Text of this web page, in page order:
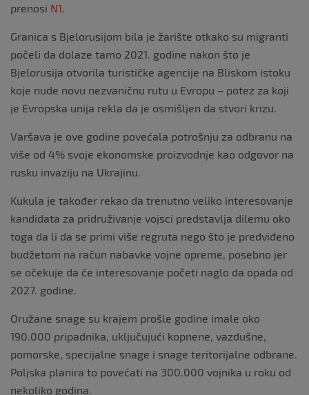
prenosi N1
Granica s Bjelorusijom bila je žarište otkako su migranti
počeli da dolaze tamo 2021. godine nakon što je
Bjelorusija otvorila turističke agencije na Bliskom istoku
koje nude novu nezvaničnu rutu u Evropu – potez za koji
je Evropska unija rekla da je osmišljen da stvori krizu.
Varšava je ove godine povećala potrošnju za odbranu na
više od 4% svoje ekonomske proizvodnje kao odgovor na
rusku invaziju na Ukrajinu.
Kukula je također rekao da trenutno veliko interesovanje
kandidata za pridruživanje vojsci predstavlja dilemu oko
toga da li da se primi više regruta nego što je predviđeno
budžetom na račun nabavke vojne opreme, posebno jer
se očekuje da će interesovanje početi naglo da opada od
2027. godine.
Oružane snage su krajem prošle godine imale oko
190.000 pripadnika, uključujući kopnene, vazdušne,
pomorske, specijalne snage i snage teritorijalne odbrane.
Poljska planira to povećati na 300.000 vojnika u roku od
nekoliko godina.